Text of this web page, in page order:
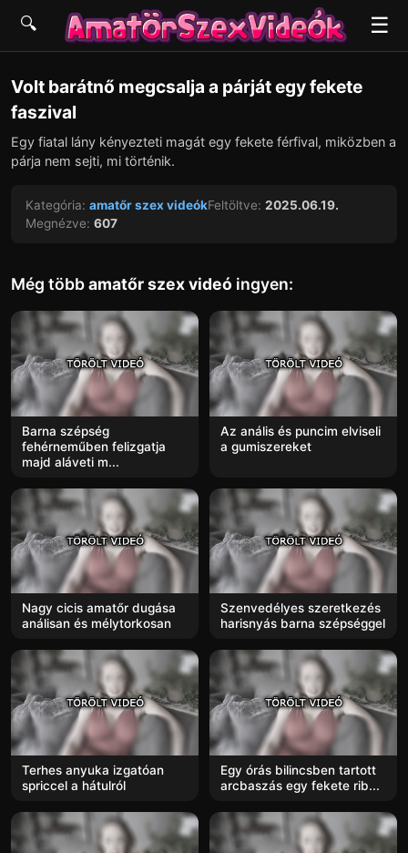
☰
🔍
▶
Volt barátnő megcsalja a párját egy fekete
faszival
Egy fiatal lány kényezteti magát egy fekete férfival, miközben a
párja nem sejti, mi történik.
Kategória: amatőr szex videókFeltöltve: 2025.06.19.
Megnézve: 607
Még többamatőr szex videó ingyen:
Barna szépség
fehérneműben felizgatja
majd aláveti m...
Az anális és puncim elviseli
a gumiszereket
Nagy cicis amatőr dugása
análisan és mélytorkosan
Szenvedélyes szeretkezés
harisnyás barna szépséggel
Terhes anyuka izgatóan
spriccel a hátulról
Egy órás bilincsben tartott
arcbaszás egy fekete rib...